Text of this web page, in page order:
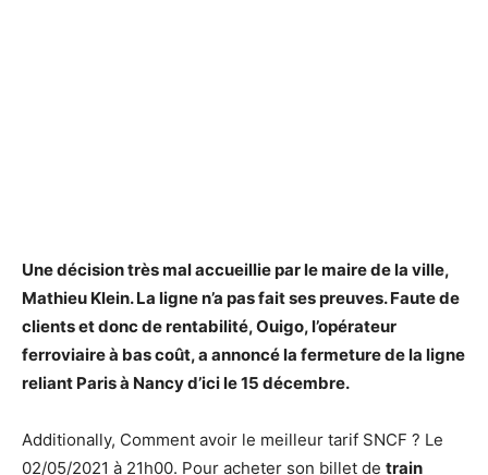
Une décision très mal accueillie par le maire de la ville,
Mathieu Klein. La ligne n’a pas fait ses preuves. Faute de
clients et donc de rentabilité,Ouigo, l’opérateur
ferroviaire à bas coût, a annoncé la fermeture de la ligne
reliant Paris à Nancy d’ici le 15 décembre.
Additionally, Comment avoir le meilleur tarif SNCF ? Le
02/05/2021 à 21h00. Pour acheter son billet de train